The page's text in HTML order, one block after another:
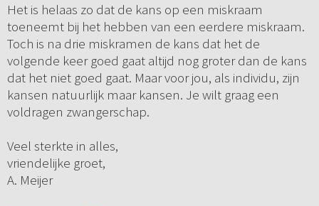
Het is helaas zo dat de kans op een miskraam
toeneemt bij het hebben van een eerdere miskraam.
Toch is na drie miskramen de kans dat het de
volgende keer goed gaat altijd nog groter dan de kans
dat het niet goed gaat. Maar voor jou, als individu, zijn
kansen natuurlijk maar kansen. Je wilt graag een
voldragen zwangerschap.
Veel sterkte in alles,
vriendelijke groet,
A. Meijer